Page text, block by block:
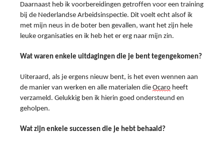
Daarnaast heb ik voorbereidingen getroffen voor een training
bij de Nederlandse Arbeidsinspectie. Dit voelt echt alsof ik
met mijn neus in de boter ben gevallen, want het zijn hele
leuke organisaties en ik heb het er erg naar mijn zin.
Wat waren enkele uitdagingen die je bent tegengekomen?
Uiteraard, als je ergens nieuw bent, is het even wennen aan
de manier van werken en alle materialen die Ocaro heeft
verzameld. Gelukkig ben ik hierin goed ondersteund en
geholpen.
Wat zijn enkele successen die je hebt behaald?